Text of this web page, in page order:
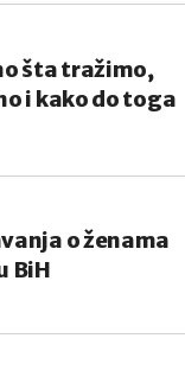
šta tražimo,
i kako do toga
o ženama
BiH